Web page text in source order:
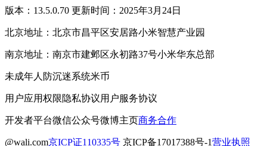
版本：13.5.0.70 更新时间：2025年3月24日
北京地址：北京市昌平区安居路小米智慧产业园
南京地址：南京市建邺区永初路37号小米华东总部
未成年人防沉迷系统米币
用户应用权限隐私协议用户服务协议
开发者平台微信公众号微博主页商务合作
@wali.com京ICP证110335号 京ICP备17017388号-1营业执照